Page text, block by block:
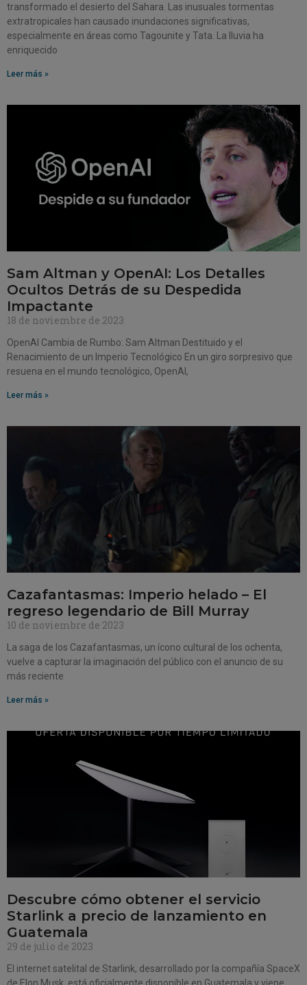
transformado el desierto del Sahara. Las inusuales tormentas
extratropicales han causado inundaciones significativas,
especialmente en áreas como Tagounite y Tata. La lluvia ha
enriquecido
Leer más »
Sam Altman y OpenAI: Los Detalles
Ocultos Detrás de su Despedida
Impactante
18 de noviembre de 2023
OpenAI Cambia de Rumbo: Sam Altman Destituido y el
Renacimiento de un Imperio Tecnológico En un giro sorpresivo que
resuena en el mundo tecnológico, OpenAI,
Leer más »
Cazafantasmas: Imperio helado – El
regreso legendario de Bill Murray
10 de noviembre de 2023
La saga de los Cazafantasmas, un ícono cultural de los ochenta,
vuelve a capturar la imaginación del público con el anuncio de su
más reciente
Leer más »
Descubre cómo obtener el servicio
Starlink a precio de lanzamiento en
Guatemala
29 de julio de 2023
El internet satelital de Starlink, desarrollado por la compañía SpaceX
de Elon Musk, está oficialmente disponible en Guatemala y viene